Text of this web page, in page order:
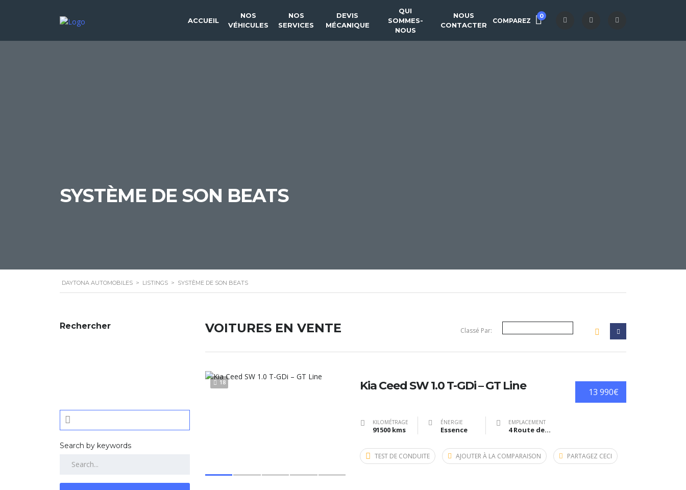
COMPAREZ
0
ACCUEIL
NOS
VÉHICULES
NOS
SERVICES
DEVIS
MÉCANIQUE
QUI
SOMMES-
NOUS
NOUS
CONTACTER
SYSTÈME DE SON BEATS
DAYTONA AUTOMOBILES > LISTINGS > SYSTÈME DE SON BEATS
Rechercher
Search by keywords
VOITURES EN VENTE Classé Par:
18
13 990€
Kia Ceed SW 1.0 T-GDi – GT Line
KILOMÉTRAGE
91500 kms
ÉNERGIE
Essence
EMPLACEMENT
4 Route des Métiers, Estillac, France
TEST DE CONDUITE AJOUTER À LA COMPARAISON PARTAGEZ CECI